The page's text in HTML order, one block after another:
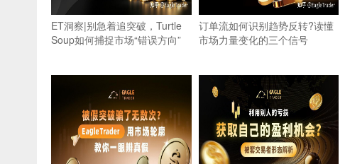
ET洞察|别急着追突破，Turtle
Soup如何捕捉市场“错误方向”
订单流如何识别趋势反转?读懂
市场力量变化的三个信号